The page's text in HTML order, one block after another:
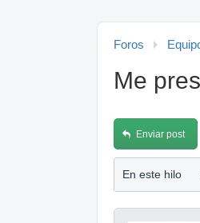
Foros
Me
Enviar post